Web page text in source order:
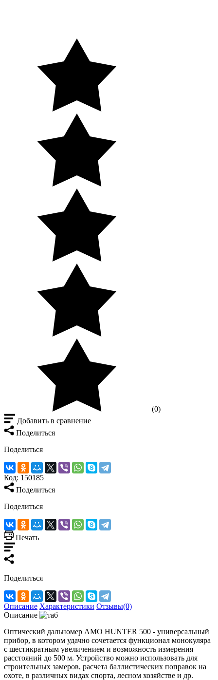
(0)
Добавить в сравнение
Поделиться
Поделиться
Код: 150185
Поделиться
Поделиться
Печать
Поделиться
Описание Характеристики Отзывы(0)
Описание
Оптический дальномер AMO HUNTER 500 - универсальный
прибор, в котором удачно сочетается функционал монокуляра
с шестикратным увеличением и возможность измерения
расстояний до 500 м. Устройство можно использовать для
строительных замеров, расчета баллистических поправок на
охоте, в различных видах спорта, лесном хозяйстве и др.